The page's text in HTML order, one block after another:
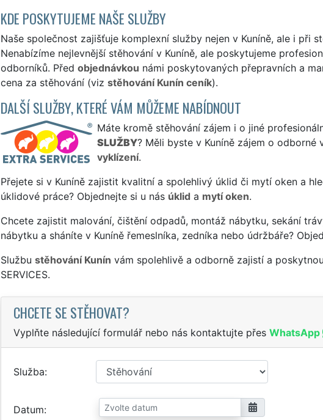
KDE POSKYTUJEME NAŠE SLUŽBY
Naše společnost zajišťuje komplexní služby nejen v Kuníně, ale i při
Nenabízíme nejlevnější stěhování v Kuníně, ale poskytujeme
odborníků. Před objednávkou námi poskytovaných přepravních a
cena za stěhování (viz stěhování Kunín ceník).
DALŠÍ SLUŽBY, KTERÉ VÁM MŮŽEME NABÍDNOUT
Máte kromě stěhování zájem i o jiné
SLUŽBY? Měli byste v Kuníně zájem o odborné
vyklízení.
Přejete si v Kuníně zajistit kvalitní a spolehlivý úklid či mytí oken a
úklidové práce? Objednejte si u nás úklid a mytí oken.
Chcete zajistit malování, čištění odpadů, montáž nábytku, sekání
nábytku a sháníte v Kuníně řemeslníka, zedníka nebo údržbáře?
Službu stěhování Kunín vám spolehlivě a odborně zajistí a
SERVICES.
CHCETE SE STĚHOVAT?
Vyplňte následující formulář nebo nás kontaktujte přes WhatsApp
Služba
Datum